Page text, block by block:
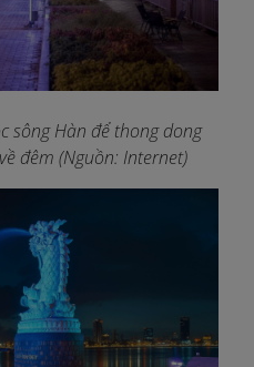
sông Hàn để thong dong
đêm (Nguồn: Internet)